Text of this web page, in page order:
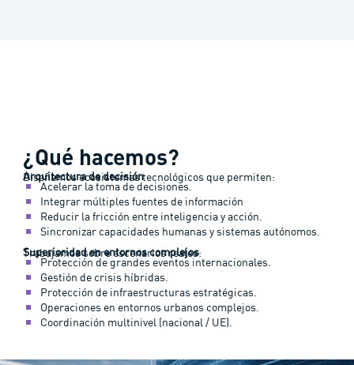
¿Qué hacemos?
Arquitectura de decisión
Diseñamos ecosistemas tecnológicos que permiten:
Acelerar la toma de decisiones.​
Integrar múltiples fuentes de información​
Reducir la fricción entre inteligencia y acción.
Sincronizar capacidades humanas y sistemas autónomos.​
Superioridad en entornos complejos
Trabajamos sobre escenarios reales:
Protección de grandes eventos internacionales.
Gestión de crisis híbridas.
Protección de infraestructuras estratégicas.
Operaciones en entornos urbanos complejos.
Coordinación multinivel (nacional / UE).